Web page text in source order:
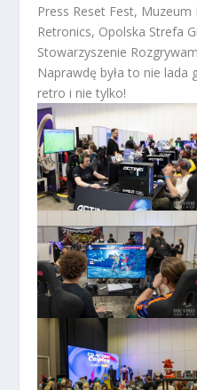
Press Reset Fest,
Retronics, Opolska Strefa
Stowarzyszenie
Naprawdę była to nie
retro i nie tylko!